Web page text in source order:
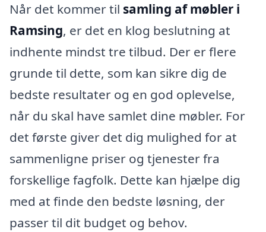
Når det kommer til samling af møbler i
Ramsing, er det en klog beslutning at
indhente mindst tre tilbud. Der er flere
grunde til dette, som kan sikre dig de
bedste resultater og en god oplevelse,
når du skal have samlet dine møbler. For
det første giver det dig mulighed for at
sammenligne priser og tjenester fra
forskellige fagfolk. Dette kan hjælpe dig
med at finde den bedste løsning, der
passer til dit budget og behov.